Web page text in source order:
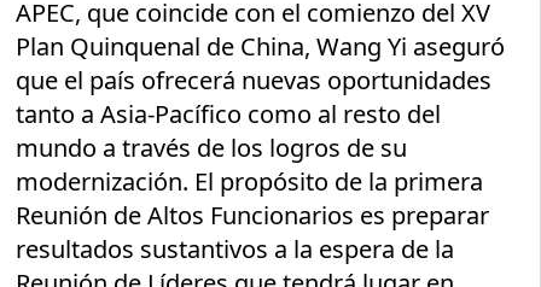
APEC, que coincide con el comienzo del XV
Plan Quinquenal de China, Wang Yi aseguró
que el país ofrecerá nuevas oportunidades
tanto a Asia-Pacífico como al resto del
mundo a través de los logros de su
modernización. El propósito de la primera
Reunión de Altos Funcionarios es preparar
resultados sustantivos a la espera de la